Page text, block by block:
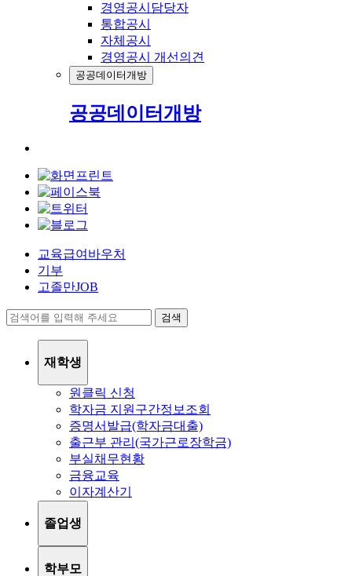
경영공시담당자
통합공시
자체공시
경영공시 개선의견
공공데이터개방
공공데이터개방
교육급여바우처
기부
고졸만JOB
검색
재학생
원클릭 신청
학자금 지원구간정보조회
증명서발급(학자금대출)
출근부 관리(국가근로장학금)
부실채무현황
금융교육
이자계산기
졸업생
학부모